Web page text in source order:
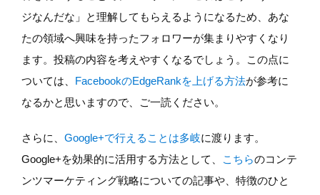
ジなんだな」と理解してもらえるようになるため、あな
たの領域へ興味を持ったフォロワーが集まりやすくなり
ます。投稿の内容を考えやすくなるでしょう。この点に
ついては、 FacebookのEdgeRankを上げる方法が参考に
なるかと思いますので、ご一読ください。
さらに、 Google+で行えることは多岐に渡ります。
Google+を効果的に活用する方法として、
こちらのコンテ
ンツマーケティング戦略についての記事や、特徴のひと